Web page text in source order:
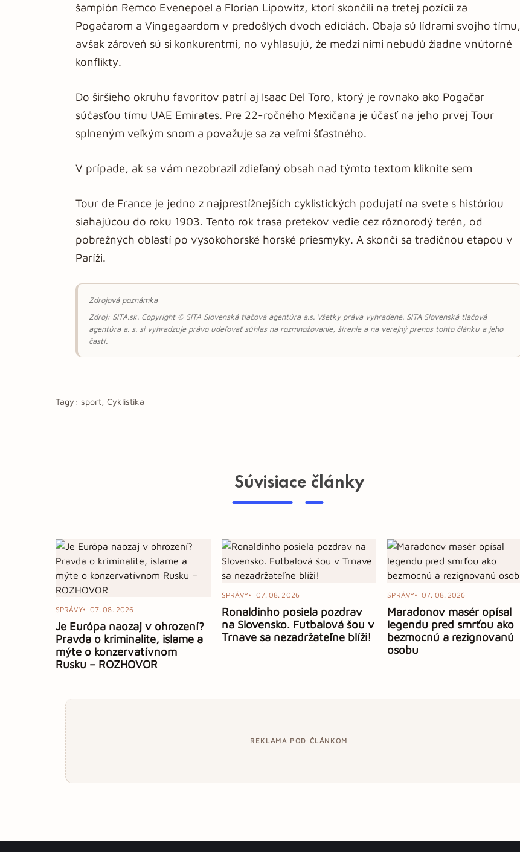
šampión Remco Evenepoel a Florian Lipowitz, ktorí skončili na tretej pozícii za
Pogačarom a Vingegaardom v predošlých dvoch edíciách. Obaja sú lídrami svojho tímu,
avšak zároveň sú si konkurentmi, no vyhlasujú, že medzi nimi nebudú žiadne vnútorné
konflikty.
Do širšieho okruhu favoritov patrí aj Isaac Del Toro, ktorý je rovnako ako Pogačar
súčasťou tímu UAE Emirates. Pre 22-ročného Mexičana je účasť na jeho prvej Tour
splneným veľkým snom a považuje sa za veľmi šťastného.
V prípade, ak sa vám nezobrazil zdieľaný obsah nad týmto textom kliknite sem
Tour de France je jedno z najprestížnejších cyklistických podujatí na svete s históriou
siahajúcou do roku 1903. Tento rok trasa pretekov vedie cez rôznorodý terén, od
pobrežných oblastí po vysokohorské horské priesmyky. A skončí sa tradičnou etapou v
Paríži.
Zdrojová poznámka
Zdroj: SITA.sk. Copyright © SITA Slovenská tlačová agentúra a.s. Všetky práva vyhradené. SITA Slovenská tlačová
agentúra a. s. si vyhradzuje právo udeľovať súhlas na rozmnožovanie, šírenie a na verejný prenos tohto článku a jeho
častí.
Tagy: sport, Cyklistika
Súvisiace články
SPRÁVY 07. 08. 2026
Je Európa naozaj v ohrození?
Pravda o kriminalite, islame a
mýte o konzervatívnom
Rusku – ROZHOVOR
SPRÁVY 07. 08. 2026
Ronaldinho posiela pozdrav
na Slovensko. Futbalová šou v
Trnave sa nezadržateľne blíži!
SPRÁVY 07. 08. 2026
Maradonov masér opísal
legendu pred smrťou ako
bezmocnú a rezignovanú
osobu
REKLAMA POD ČLÁNKOM